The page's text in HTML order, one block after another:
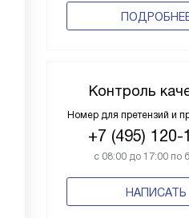
Контроль
Номер для претензий и
+7 (495) 120-
с 08:00 до 17:00 по
НАПИСАТЬ